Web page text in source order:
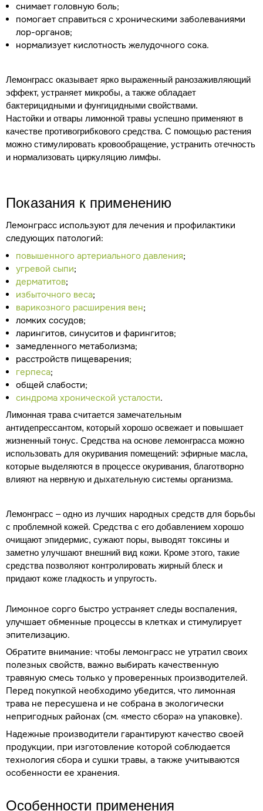
снимает головную боль;
помогает справиться с хроническими заболеваниями
лор-органов;
нормализует кислотность желудочного сока.
Лемонграсс оказывает ярко выраженный ранозаживляющий
эффект, устраняет микробы, а также обладает
бактерицидными и фунгицидными свойствами.
Настойки и отвары лимонной травы успешно применяют в
качестве противогрибкового средства. С помощью растения
можно стимулировать кровообращение, устранить отечность
и нормализовать циркуляцию лимфы.
Показания к применению
Лемонграсс используют для лечения и профилактики
следующих патологий:
повышенного артериального давления;
угревой сыпи;
дерматитов;
избыточного веса;
варикозного расширения вен;
ломких сосудов;
ларингитов, синуситов и фарингитов;
замедленного метаболизма;
расстройств пищеварения;
герпеса;
общей слабости;
синдрома хронической усталости.
Лимонная трава считается замечательным
антидепрессантом, который хорошо освежает и повышает
жизненный тонус. Средства на основе лемонграсса можно
использовать для окуривания помещений: эфирные масла,
которые выделяются в процессе окуривания, благотворно
влияют на нервную и дыхательную системы организма.
Лемонграсс – одно из лучших народных средств для борьбы
с проблемной кожей. Средства с его добавлением хорошо
очищают эпидермис, сужают поры, выводят токсины и
заметно улучшают внешний вид кожи. Кроме этого, такие
средства позволяют контролировать жирный блеск и
придают коже гладкость и упругость.
Лимонное сорго быстро устраняет следы воспаления,
улучшает обменные процессы в клетках и стимулирует
эпителизацию.
Обратите внимание: чтобы лемонграсс не утратил своих
полезных свойств, важно выбирать качественную
травяную смесь только у проверенных производителей.
Перед покупкой необходимо убедится, что лимонная
трава не пересушена и не собрана в экологически
непригодных районах (см. «место сбора» на упаковке).
Надежные производители гарантируют качество своей
продукции, при изготовление которой соблюдается
технология сбора и сушки травы, а также учитываются
особенности ее хранения.
Особенности применения